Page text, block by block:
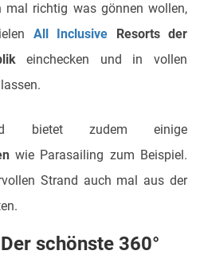
mal richtig was gönnen wollen,
All Inclusive Resorts der
einchecken und in vollen
bietet zudem einige
wie Parasailing zum Beispiel.
Strand auch mal aus der
schönste 360°